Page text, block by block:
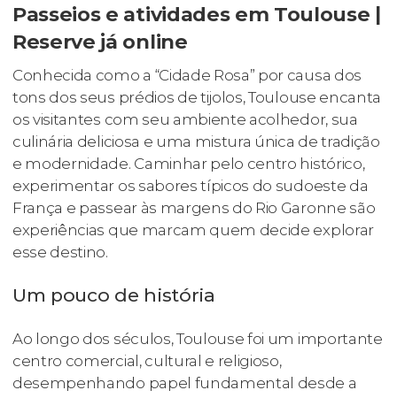
Passeios e atividades em Toulouse |
Reserve já online
Conhecida como a “Cidade Rosa” por causa dos
tons dos seus prédios de tijolos, Toulouse encanta
os visitantes com seu ambiente acolhedor, sua
culinária deliciosa e uma mistura única de tradição
e modernidade. Caminhar pelo centro histórico,
experimentar os sabores típicos do sudoeste da
França e passear às margens do Rio Garonne são
experiências que marcam quem decide explorar
esse destino.
Um pouco de história
Ao longo dos séculos, Toulouse foi um importante
centro comercial, cultural e religioso,
desempenhando papel fundamental desde a